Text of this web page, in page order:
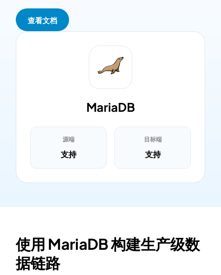
查看文档
MariaDB
源端
支持
目标端
支持
使用 MariaDB 构建生产级数
据链路